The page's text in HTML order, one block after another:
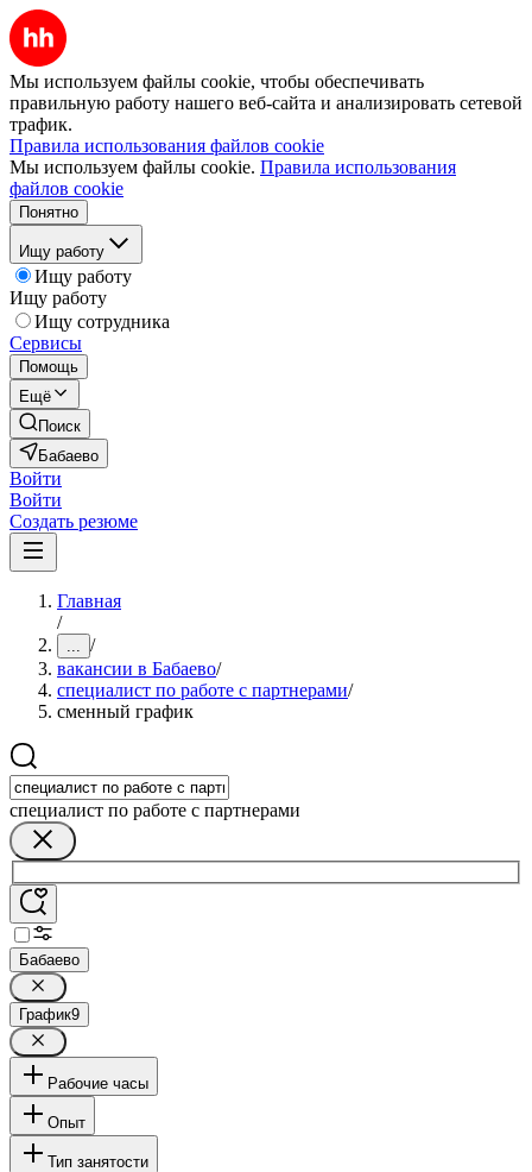
Мы используем файлы cookie, чтобы обеспечивать
правильную работу нашего веб-сайта и анализировать сетевой
трафик.
Правила использования файлов cookie
Мы используем файлы cookie. Правила использования
файлов cookie
Понятно
Ищу работу
Ищу работу
Ищу работу
Ищу сотрудника
Сервисы
Помощь
Ещё
Поиск
Бабаево
Войти
Войти
Создать резюме
Главная
/
... /
вакансии в Бабаево/
специалист по работе с партнерами/
сменный график
специалист по работе с партнерами
Бабаево
График9
Рабочие часы
Опыт
Тип занятости